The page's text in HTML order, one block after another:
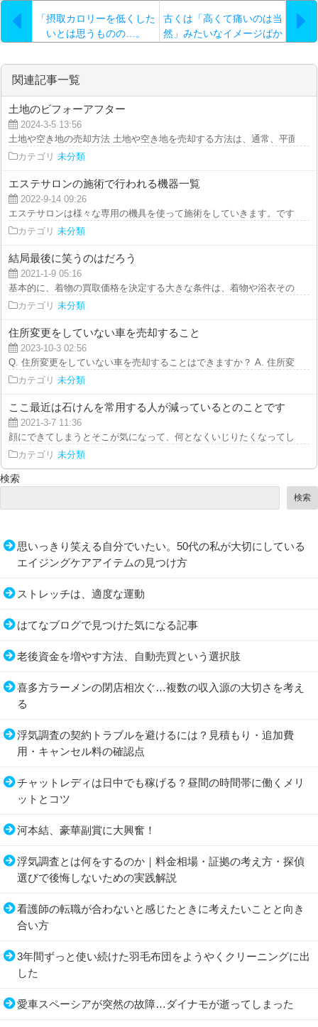
「摂取カロリーを低くした
いとは思うものの…。
古くは「高くて痛いのは当
然」みたいなイメージばか
関連記事一覧
土地のビフォーアフター
2024-3-5 13:56
土地や空き地の売却方法 土地や空き地を売却する方法は、通常、平面の
カテゴリ 未分類
エステサロンの施術で行われる機器一覧
2022-9-14 09:26
エステサロンは様々な専用の機具を使って施術をしていきます。ですので
カテゴリ 未分類
結局最後に笑うのはだろう
2021-1-9 05:16
基本的に、着物の買取価格を決定する大きな条件は、着物や浴衣そのもの
カテゴリ 未分類
住所変更をしていない車を売却すること
2023-10-3 02:56
Q. 住所変更をしていない車を売却することはできますか？ A. 住所変更を
カテゴリ 未分類
ここ最近は石けんを常用する人が減っているとのことです
2021-3-7 11:36
顔にできてしまうとそこが気になって、何となくいじりたくなってしょう
カテゴリ 未分類
検索
検索
思いっきり笑える自分でいたい。50代の私が大切にしている
エイジングケアアイテムの見つけ方
ストレッチは、適度な運動
はてなブログで見つけた気になる記事
老後資金を増やす方法、自動売買という選択肢
喜多方ラーメンの閉店相次ぐ…複数の収入源の大切さを考え
る
浮気調査の契約トラブルを避けるには？見積もり・追加費
用・キャンセル料の確認点
チャットレディは日中でも稼げる？昼間の時間帯に働くメリ
ットとコツ
河本結、豪華副賞に大興奮！
浮気調査とは何をするのか｜料金相場・証拠の考え方・探偵
選びで後悔しないための実践解説
看護師の転職が合わないと感じたときに考えたいことと向き
合い方
3年間ずっと使い続けた羽毛布団をようやくクリーニングに出
した
愛車スペーシアが突然の故障…ダイナモが逝ってしまった